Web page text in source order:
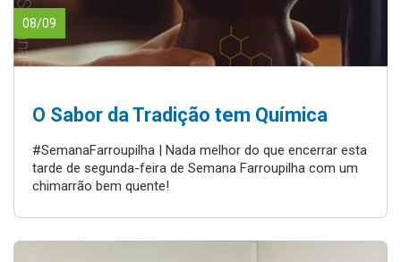
08/09
O Sabor da Tradição tem Química
#SemanaFarroupilha | Nada melhor do que encerrar esta
tarde de segunda-feira de Semana Farroupilha com um
chimarrão bem quente!